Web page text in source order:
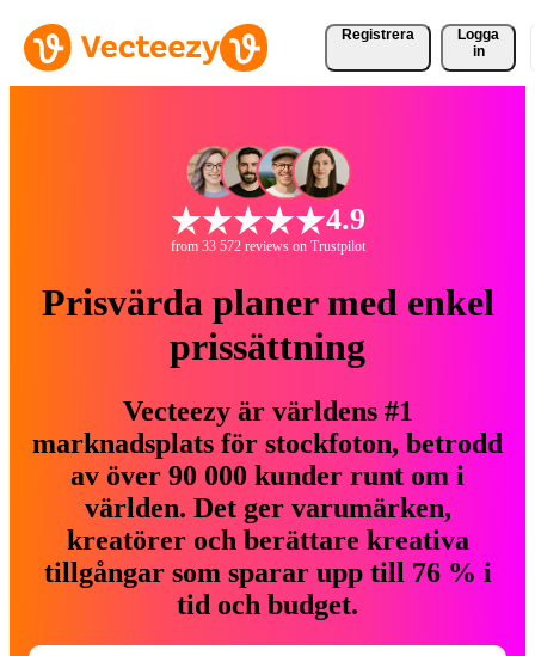
Registrera
Logga
in
4.9
from 33 572 reviews on Trustpilot
Prisvärda planer med enkel
prissättning
Vecteezy är världens #1
marknadsplats för stockfoton, betrodd
av över 90 000 kunder runt om i
världen. Det ger varumärken,
kreatörer och berättare kreativa
tillgångar som sparar upp till 76 % i
tid och budget.